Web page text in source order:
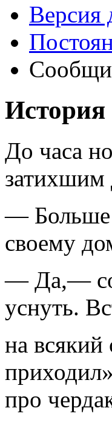
Версия
История
До часа
затихшим
— Больше
своему
— Да,—
уснуть.
на
про